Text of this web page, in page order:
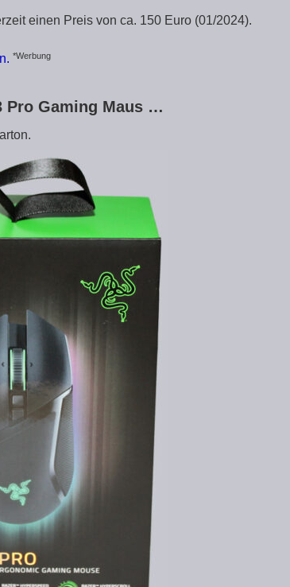
einen Preis von ca. 150 Euro (01/2024).
*Werbung
Pro Gaming Maus …